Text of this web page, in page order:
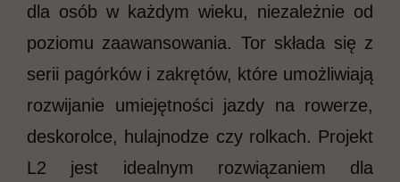
dla osób w każdym wieku, niezależnie od
poziomu zaawansowania. Tor składa się z
serii pagórków i zakrętów, które umożliwiają
rozwijanie umiejętności jazdy na rowerze,
deskorolce, hulajnodze czy rolkach. Projekt
L2 jest idealnym rozwiązaniem dla